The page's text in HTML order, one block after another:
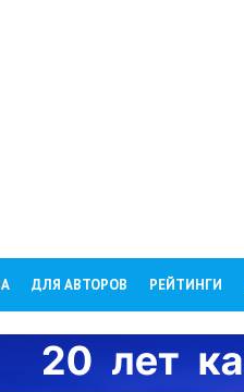
ДЛЯ АВТОРОВ РЕЙТИНГИ